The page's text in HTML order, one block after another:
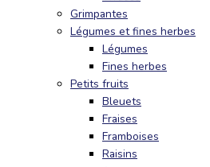
Grimpantes
Légumes et fines herbes
Légumes
Fines herbes
Petits fruits
Bleuets
Fraises
Framboises
Raisins